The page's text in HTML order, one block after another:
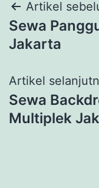
Navigasi
pos
Artikel
Sewa
Jakarta
Artikel
Sewa
Multiplek